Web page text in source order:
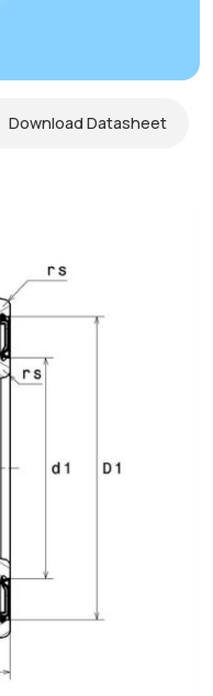
Download Datasheet